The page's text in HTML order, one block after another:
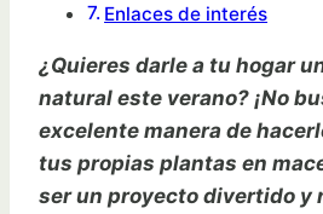
Enlaces de interés
¿Quieres darle a tu hogar
natural este verano? ¡No
excelente manera de
tus propias plantas en
ser un proyecto divertido y